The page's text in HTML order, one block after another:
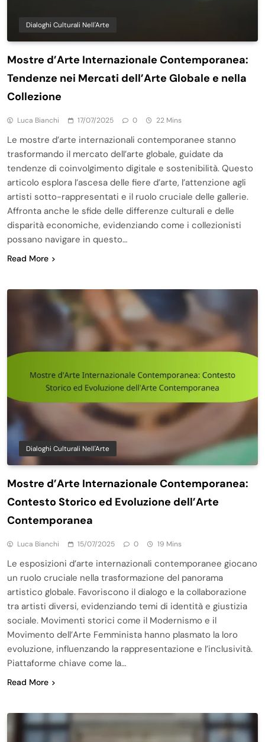
Dialoghi Culturali Nell'Arte
Mostre d’Arte Internazionale Contemporanea:
Tendenze nei Mercati dell’Arte Globale e nella
Collezione
Luca Bianchi 17/07/2025 0 22 Mins
Le mostre d’arte internazionali contemporanee stanno
trasformando il mercato dell’arte globale, guidate da
tendenze di coinvolgimento digitale e sostenibilità. Questo
articolo esplora l’ascesa delle fiere d’arte, l’attenzione agli
artisti sotto-rappresentati e il ruolo cruciale delle gallerie.
Affronta anche le sfide delle differenze culturali e delle
disparità economiche, evidenziando come i collezionisti
possano navigare in questo…
Read More
Dialoghi Culturali Nell'Arte
Mostre d’Arte Internazionale Contemporanea:
Contesto Storico ed Evoluzione dell’Arte
Contemporanea
Luca Bianchi 15/07/2025 0 19 Mins
Le esposizioni d’arte internazionali contemporanee giocano
un ruolo cruciale nella trasformazione del panorama
artistico globale. Favoriscono il dialogo e la collaborazione
tra artisti diversi, evidenziando temi di identità e giustizia
sociale. Movimenti storici come il Modernismo e il
Movimento dell’Arte Femminista hanno plasmato la loro
evoluzione, influenzando la rappresentazione e l’inclusività.
Piattaforme chiave come la…
Read More